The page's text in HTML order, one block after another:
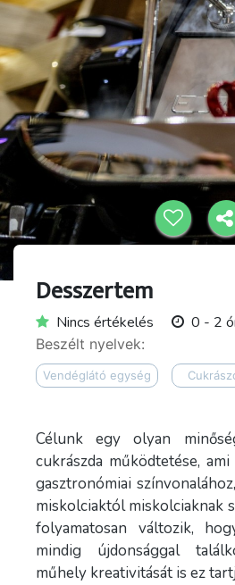
Desszertem
Nincs értékelés 0 - 2
Beszélt nyelvek:
Vendéglátó egység
Célunk egy olyan
cukrászda működtetése,
gasztronómiai
miskolciaktól miskolciaknak
folyamatosan változik,
mindig újdonsággal
műhely kreativitását is ez